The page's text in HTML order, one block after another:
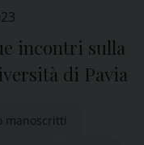
incontri sulla
di Pavia
manoscritti